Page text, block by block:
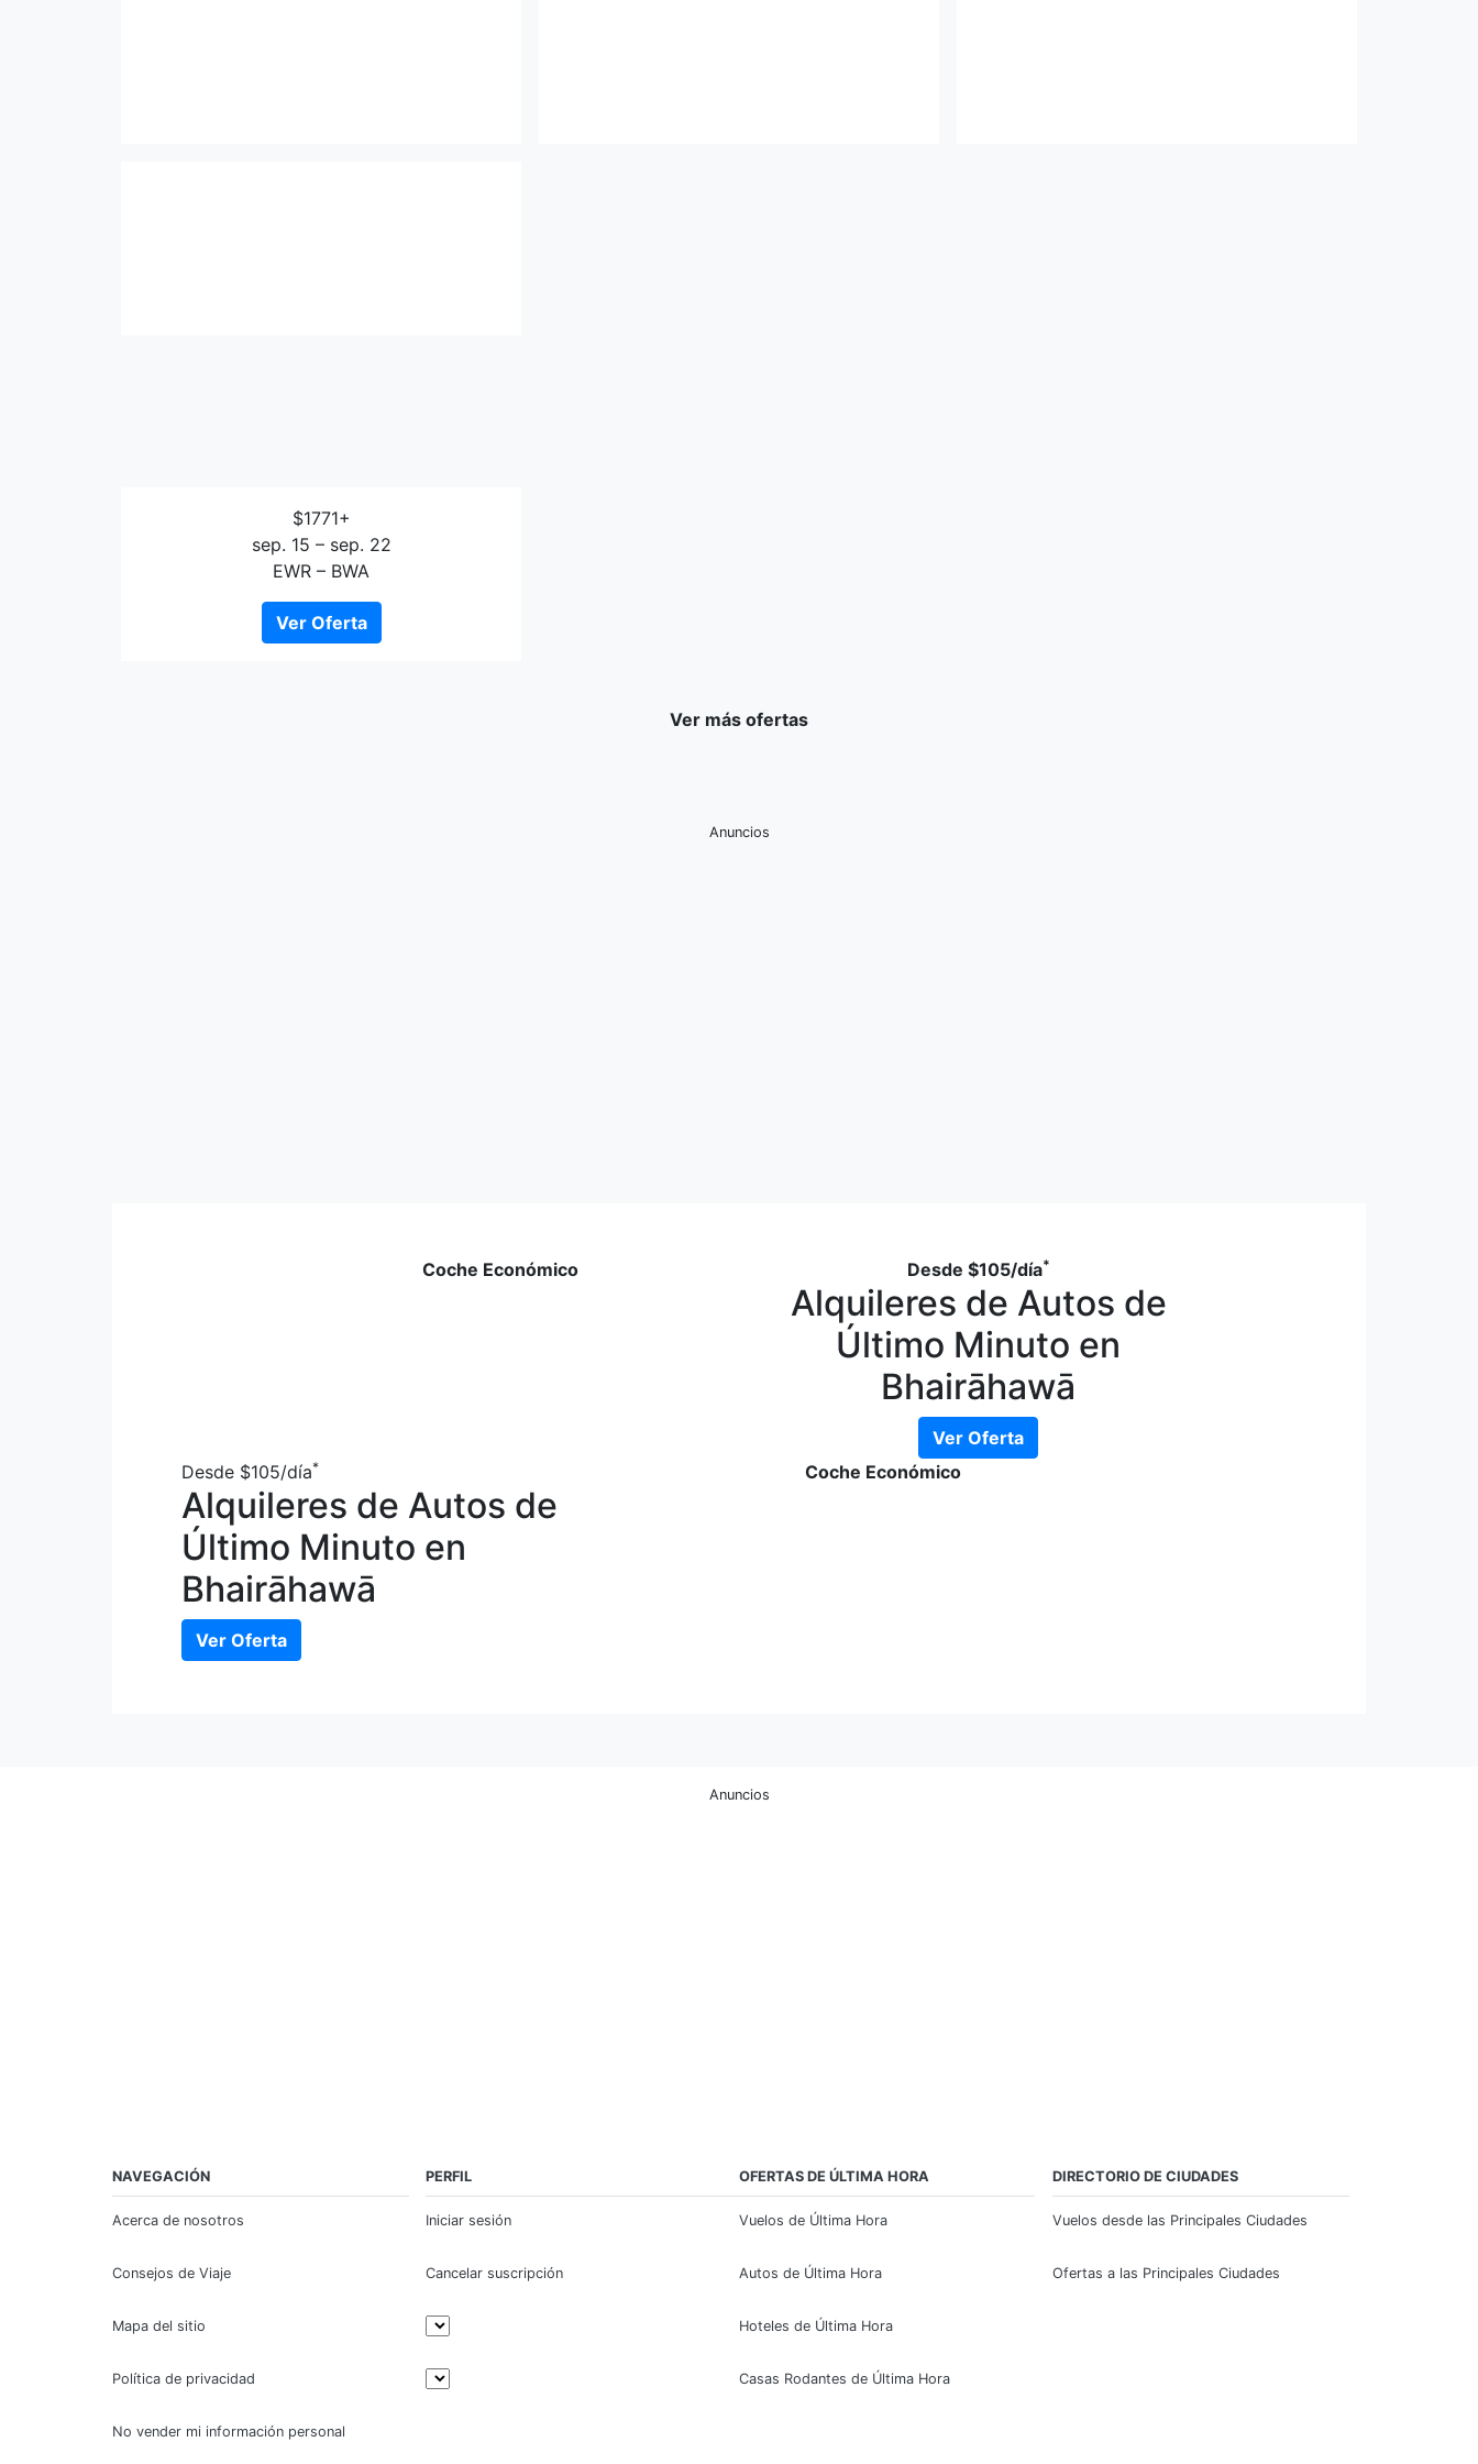
$1771+
sep. 15 – sep. 22
EWR – BWA
Ver Oferta
Ver más ofertas
Anuncios
Coche Económico Desde $105/día*
Alquileres de Autos de
Último Minuto en
Bhairāhawā
Ver Oferta
Desde $105/día*
Alquileres de Autos de
Último Minuto en
Bhairāhawā
Ver Oferta
Coche Económico
Anuncios
NAVEGACIÓN
Acerca de nosotros
Consejos de Viaje
Mapa del sitio
Política de privacidad
No vender mi información personal
PERFIL
Iniciar sesión
Cancelar suscripción
OFERTAS DE ÚLTIMA HORA
Vuelos de Última Hora
Autos de Última Hora
Hoteles de Última Hora
Casas Rodantes de Última Hora
DIRECTORIO DE CIUDADES
Vuelos desde las Principales Ciudades
Ofertas a las Principales Ciudades